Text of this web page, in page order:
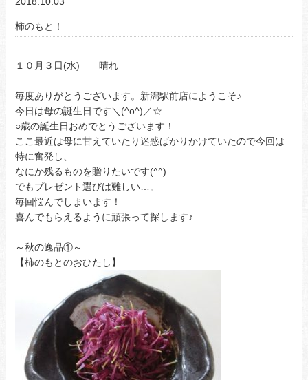
柿のもと！
１０月３日(水) 晴れ
毎度ありがとうございます。新潟駅前店にようこそ♪
今日は母の誕生日です＼(^o^)／☆
○歳の誕生日おめでとうございます！
ここ最近は母に甘えていたり迷惑ばかりかけていたので今回は
特に奮発し、
なにか残るものを贈りたいです(^^)
でもプレゼント選びは難しい…。
毎回悩んでしまいます！
喜んでもらえるように頑張って探します♪
～秋の逸品①～
【柿のもとのおひたし】